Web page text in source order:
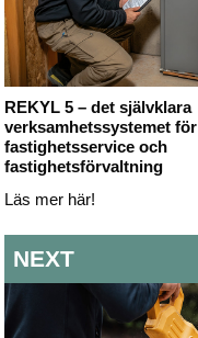
REKYL 5 – det självklara
verksamhetssystemet för
fastighetsservice och
fastighetsförvaltning
Läs mer här!
NEXT